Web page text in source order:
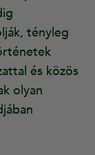
tényleg
és közös
olyan